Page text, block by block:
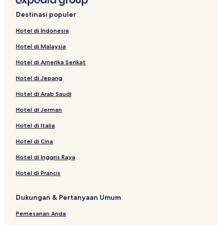
Destinasi populer
Hotel di Indonesia
Hotel di Malaysia
Hotel di Amerika Serikat
Hotel di Jepang
Hotel di Arab Saudi
Hotel di Jerman
Hotel di Italia
Hotel di Cina
Hotel di Inggris Raya
Hotel di Prancis
Dukungan & Pertanyaan Umum
Pemesanan Anda